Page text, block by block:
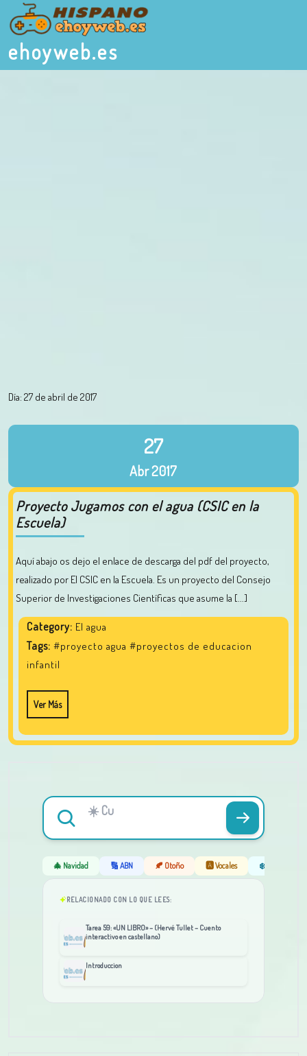
ehoyweb.es
Día: 27 de abril de 2017
27
Abr2017
Proyecto Jugamos con el agua (CSIC en la
Escuela)
Aquí abajo os dejo el enlace de descarga del pdf del proyecto,
realizado por El CSIC en la Escuela. Es un proyecto del Consejo
Superior de Investigaciones Científicas que asume la [...]
Category: El agua
Tags: #proyecto agua #proyectos de educacion
infantil
Ver Más
🎄 Navidad 🔢 ABN 🍂 Otoño 🅰️ Vocales ❄️ Invierno
RELACIONADO CON LO QUE LEES:
Tarea 59: «UN LIBRO» – (Hervé Tullet – Cuento
interactivo en castellano)
Introduccion